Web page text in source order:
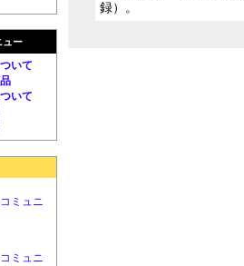
ュー
いて
いて
ミュニ
ミュニ
録）。